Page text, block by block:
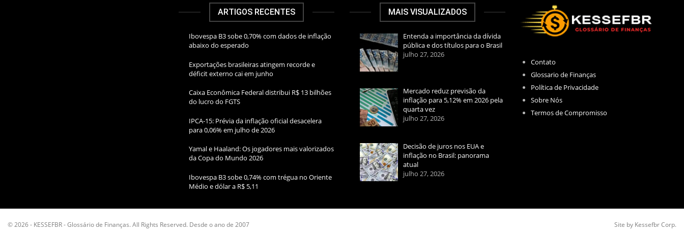
ARTIGOS RECENTES
Ibovespa B3 sobe 0,70% com dados de inflação
abaixo do esperado
Exportações brasileiras atingem recorde e
déficit externo cai em junho
Caixa Econômica Federal distribui R$ 13 bilhões
do lucro do FGTS
IPCA-15: Prévia da inflação oficial desacelera
para 0,06% em julho de 2026
Yamal e Haaland: Os jogadores mais valorizados
da Copa do Mundo 2026
Ibovespa B3 sobe 0,74% com trégua no Oriente
Médio e dólar a R$ 5,11
MAIS VISUALIZADOS
Entenda a importância da dívida
pública e dos títulos para o Brasil
julho 27, 2026
Mercado reduz previsão da
inflação para 5,12% em 2026 pela
quarta vez
julho 27, 2026
Decisão de juros nos EUA e
inflação no Brasil: panorama
atual
julho 27, 2026
Contato
Glossario de Finanças
Política de Privacidade
Sobre Nós
Termos de Compromisso
© 2026 - KESSEFBR - Glossário de Finanças. All Rights Reserved. Desde o ano de 2007 Site by Kessefbr Corp.